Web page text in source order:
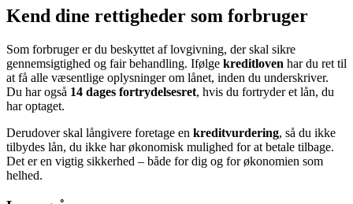
Kend dine rettigheder som forbruger
Som forbruger er du beskyttet af lovgivning, der skal sikre
gennemsigtighed og fair behandling. Ifølge kreditloven har du ret til
at få alle væsentlige oplysninger om lånet, inden du underskriver.
Du har også 14 dages fortrydelsesret, hvis du fortryder et lån, du
har optaget.
Derudover skal långivere foretage en kreditvurdering, så du ikke
tilbydes lån, du ikke har økonomisk mulighed for at betale tilbage.
Det er en vigtig sikkerhed – både for dig og for økonomien som
helhed.